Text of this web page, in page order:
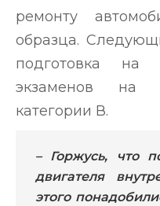
ремонту
образца.
подготовка на
экзаменов на
категории В.
– Горжусь, что
двигателя
этого